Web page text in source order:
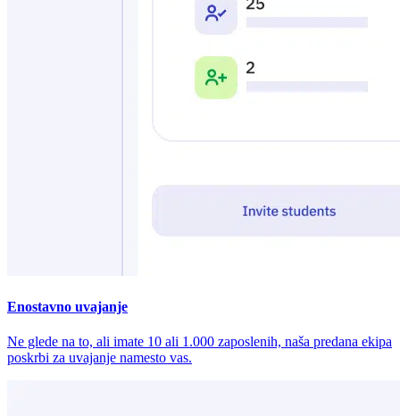
Enostavno uvajanje
Ne glede na to, ali imate 10 ali 1.000 zaposlenih, naša predana ekipa
poskrbi za uvajanje namesto vas.